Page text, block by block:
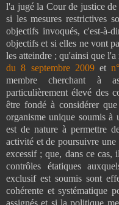
l'a jugé la Cour de justice
si les mesures restrictives
objectifs invoqués, c'est-à-
objectifs et si elles ne vont
les atteindre ; qu'ainsi que
du 8 septembre 2009et
membre cherchant à
particulièrement élevé des
être fondé à considérer
organisme unique soumis
est de nature à permettre
activité et de poursuivre
excessif ; que, dans ce cas,
contrôles étatiques
exclusif est soumis sont
cohérente et systématique
assignés et si la politique